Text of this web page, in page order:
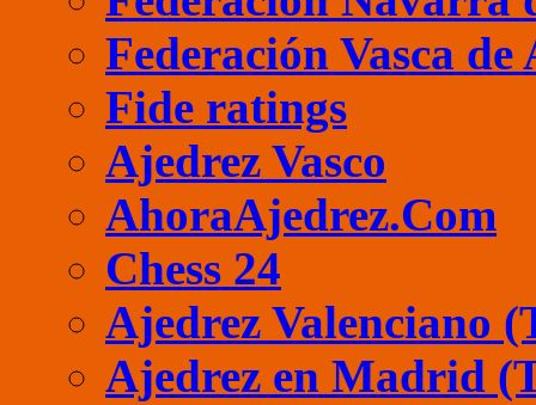
Federación Vasca de
Fide ratings
Ajedrez Vasco
AhoraAjedrez.Com
Chess 24
Ajedrez Valenciano
Ajedrez en Madrid